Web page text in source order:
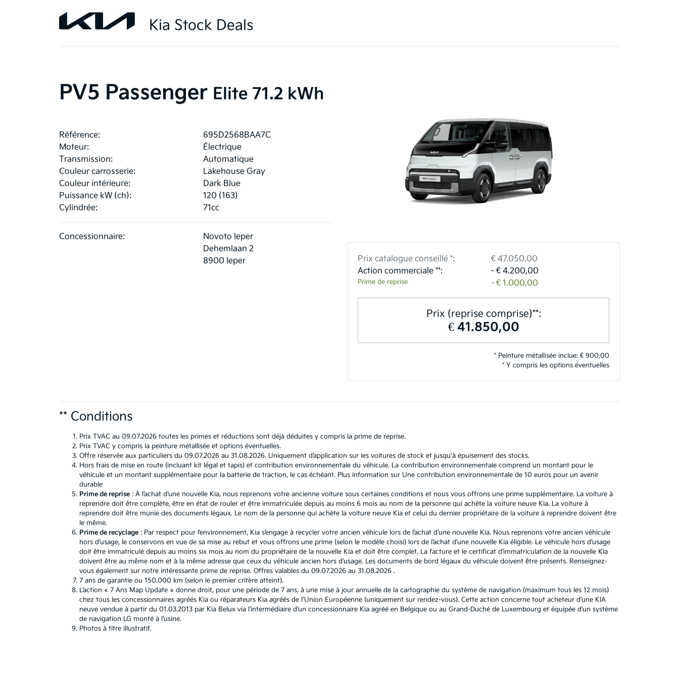
Kia Stock Deals
PV5 Passenger Elite 71.2 kWh
Référence:
695D2568BAA7C
Moteur:
Électrique
Transmission:
Automatique
Couleur carrosserie:
Lakehouse Gray
Couleur intérieure:
Dark Blue
Puissance kW (ch):
120 (163)
Cylindrée:
71cc
Concessionnaire:
Novoto Ieper
Dehemlaan 2
8900 Ieper
Prix catalogue conseillé *:
€ 47.050,00
Action commerciale **:
- € 4.200,00
Prime de reprise - € 1.000,00
Prix (reprise comprise)**:
€ 41.850,00
* Peinture métallisée inclue: € 900,00
* Y compris les options éventuelles
** Conditions
Prix TVAC au 09.07.2026 toutes les primes et réductions sont déjà déduites y compris la prime de reprise.
Prix TVAC y compris la peinture métallisée et options éventuelles.
Offre réservée aux particuliers du 09.07.2026 au 31.08.2026. Uniquement d’application sur les voitures de stock et jusqu'à épuisement des stocks.
Hors frais de mise en route (incluant kit légal et tapis) et contribution environnementale du véhicule. La contribution environnementale comprend un montant pour le
véhicule et un montant supplémentaire pour la batterie de traction, le cas échéant. Plus information sur Une contribution environnementale de 10 euros pour un avenir
durable
Prime de reprise : À l’achat d’une nouvelle Kia, nous reprenons votre ancienne voiture sous certaines conditions et nous vous offrons une prime supplémentaire. La voiture à
reprendre doit être complète, être en état de rouler et être immatriculée depuis au moins 6 mois au nom de la personne qui achète la voiture neuve Kia. La voiture à
reprendre doit être munie des documents légaux. Le nom de la personne qui achète la voiture neuve Kia et celui du dernier propriétaire de la voiture à reprendre doivent être
le même.
Prime de recyclage : Par respect pour l’environnement, Kia s’engage à recycler votre ancien véhicule lors de l’achat d’une nouvelle Kia. Nous reprenons votre ancien véhicule
hors d’usage, le conservons en vue de sa mise au rebut et vous offrons une prime (selon le modèle choisi) lors de l’achat d’une nouvelle Kia éligible. Le véhicule hors d’usage
doit être immatriculé depuis au moins six mois au nom du propriétaire de la nouvelle Kia et doit être complet. La facture et le certificat d’immatriculation de la nouvelle Kia
doivent être au même nom et à la même adresse que ceux du véhicule ancien hors d’usage. Les documents de bord légaux du véhicule doivent être présents. Renseignez-
vous également sur notre intéressante prime de reprise. Offres valables du 09.07.2026 au 31.08.2026 .
7 ans de garantie ou 150.000 km (selon le premier critère atteint).
L’action « 7 Ans Map Update » donne droit, pour une période de 7 ans, à une mise à jour annuelle de la cartographie du système de navigation (maximum tous les 12 mois)
chez tous les concessionnaires agréés Kia ou réparateurs Kia agréés de l’Union Européenne (uniquement sur rendez-vous). Cette action concerne tout acheteur d’une KIA
neuve vendue à partir du 01.03.2013 par Kia Belux via l’intermédiaire d’un concessionnaire Kia agréé en Belgique ou au Grand-Duché de Luxembourg et équipée d’un système
de navigation LG monté à l’usine.
Photos à titre illustratif.